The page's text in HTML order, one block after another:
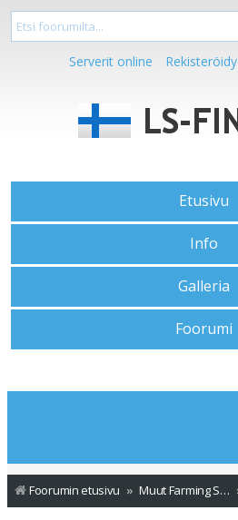
Serverit online Rekisteröidy
Etusivu
Info
Galleria
Foorumi
Foorumin etusivu Muut Farming Simulator versiot